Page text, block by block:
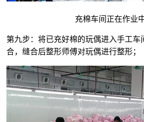
充棉车间正在作业
第九步：将已充好棉的玩偶进入手工车
合，缝合后整形师傅对玩偶进行整形；